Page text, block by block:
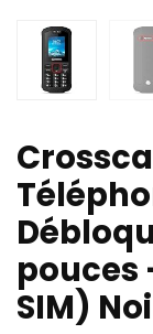
pouces
SIM)